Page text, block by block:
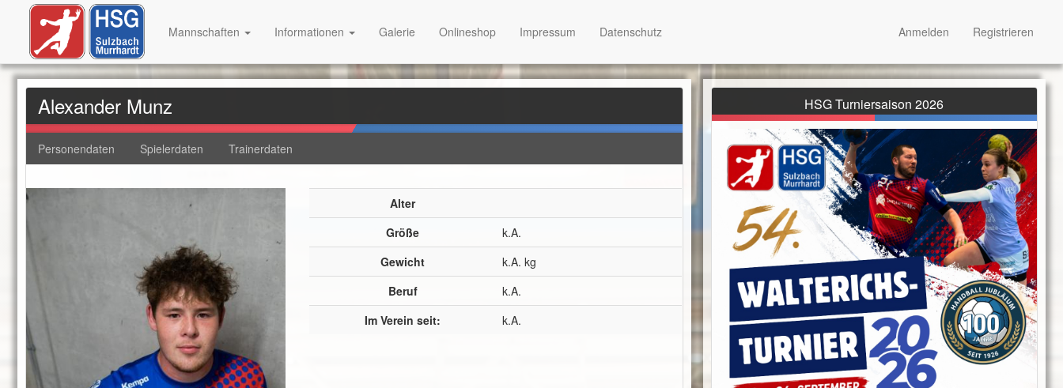
Alexander Munz
Personendaten Spielerdaten Trainerdaten
Alter
Größe
k.A.
Gewicht
k.A. kg
Beruf
k.A.
Im Verein seit:
k.A.
HSG Turniersaison 2026
Mannschaften Informationen Galerie Onlineshop Impressum Datenschutz Anmelden Registrieren